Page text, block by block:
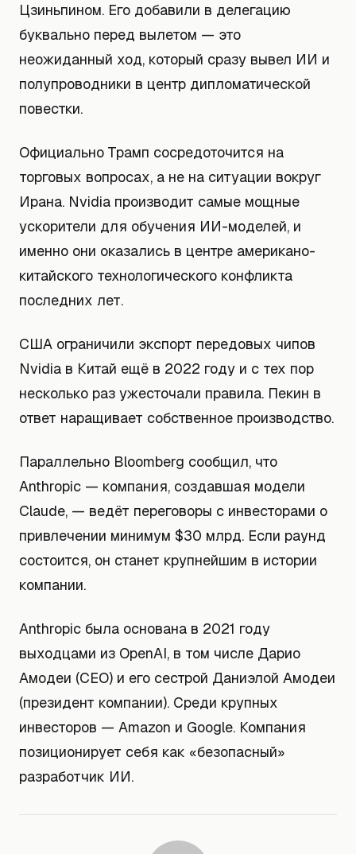
Цзиньпином. Его добавили в делегацию
буквально перед вылетом — это
неожиданный ход, который сразу вывел ИИ и
полупроводники в центр дипломатической
повестки.
Официально Трамп сосредоточится на
торговых вопросах, а не на ситуации вокруг
Ирана. Nvidia производит самые мощные
ускорители для обучения ИИ-моделей, и
именно они оказались в центре американо-
китайского технологического конфликта
последних лет.
США ограничили экспорт передовых чипов
Nvidia в Китай ещё в 2022 году и с тех пор
несколько раз ужесточали правила. Пекин в
ответ наращивает собственное производство.
Параллельно Bloomberg сообщил, что
Anthropic — компания, создавшая модели
Claude, — ведёт переговоры с инвесторами о
привлечении минимум $30 млрд. Если раунд
состоится, он станет крупнейшим в истории
компании.
Anthropic была основана в 2021 году
выходцами из OpenAI, в том числе Дарио
Амодеи (CEO) и его сестрой Даниэлой Амодеи
(президент компании). Среди крупных
инвесторов — Amazon и Google. Компания
позиционирует себя как «безопасный»
разработчик ИИ.